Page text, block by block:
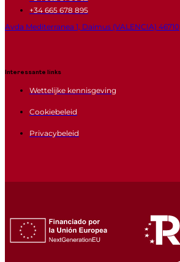
+34 665 678 895
Avda Mediterranea 1, Daimus (VALENCIA) 46710
Interessante links
Wettelijke kennisgeving
Cookiebeleid
Privacybeleid